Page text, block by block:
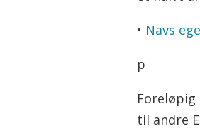
• Navs
p
til andre